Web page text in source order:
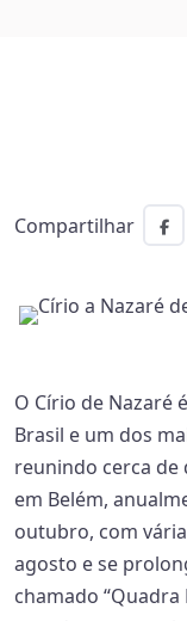
Compartilhar
O Círio de Nazaré
Brasil e um dos
reunindo cerca de
em Belém,
outubro, com
agosto e se
chamado